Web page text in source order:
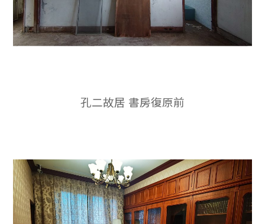
孔二故居 書房復原前